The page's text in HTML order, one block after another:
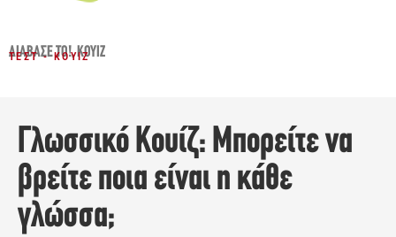
ΔΙΆΒΑΣΈ ΤΟ!,ΚΟΥΊΖ
ΤΕΣΤ - ΚΟΥΊΖ
Γλωσσικό Κουίζ: Μπορείτε να
βρείτε ποια είναι η κάθε
γλώσσα;